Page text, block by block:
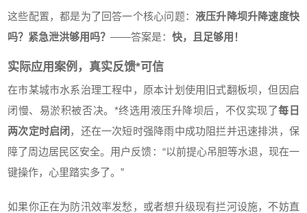
这些配置，都是为了回答一个核心问题： 液压升降坝升降速度快
吗？紧急泄洪够用吗？——答案是：快，且足够用！
实际应用案例，真实反馈*可信
在市某城市水系治理工程中，原本计划使用旧式翻板坝，但因启
闭慢、易淤积被否决。*终选用液压升降坝后，不仅实现了每日
两次定时启闭 ，还在一次短时强降雨中成功阻拦并迅速排洪，保
障了周边居民区安全。用户反馈：“以前提心吊胆等水退，现在一
键操作，心里踏实多了。”
如果你正在为防汛效率发愁，或者想升级现有拦河设施，不妨直